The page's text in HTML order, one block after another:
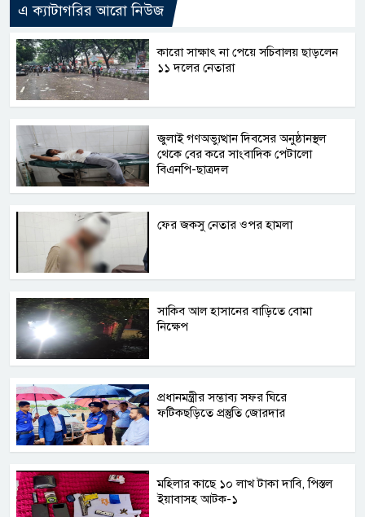
এ ক্যাটাগরির আরো নিউজ
কারো সাক্ষাৎ না পেয়ে সচিবালয় ছাড়লেন
১১ দলের নেতারা
জুলাই গণঅভ্যুত্থান দিবসের অনুষ্ঠানস্থল
থেকে বের করে সাংবাদিক পেটালো
বিএনপি-ছাত্রদল
ফের জকসু নেতার ওপর হামলা
সাকিব আল হাসানের বাড়িতে বোমা
নিক্ষেপ
প্রধানমন্ত্রীর সম্ভাব্য সফর ঘিরে
ফটিকছড়িতে প্রস্তুতি জোরদার
মহিলার কাছে ১০ লাখ টাকা দাবি, পিস্তল
ইয়াবাসহ আটক-১